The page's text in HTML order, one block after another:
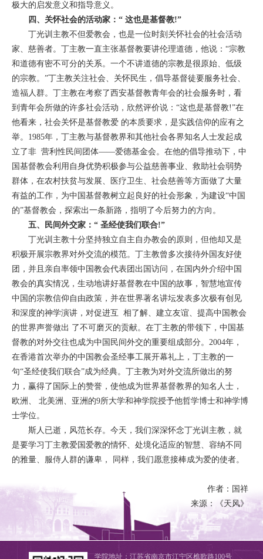
极大的启发意义和指导意义。
四、关怀社会的活动家：“ 这也是基督教!”
丁光训主教不但爱教会，也是一位时刻关怀社会的社会活动
家、慈善者。丁主教一直主张基督教要讲伦理道德，他说：“宗教
和道德有密不可分的关系。一个不讲道德的宗教是很原始、低级
的宗教。”丁主教关注社会、关怀民生，倡导基督徒要服务社会、
造福人群。丁主教在考察了西安基督教青年会的社会服务时，看
到青年会所做的许多社会活动，欣然评价说：“这也是基督教!”在
他看来，社会关怀是基督教爱 的本质要求，是实践信仰的应有之
举。1985年，丁主教与基督教界和其他社会各界知名人士发起成
立了非 营利性民间团体——爱德基金会。在他的倡导推动下，中
国基督教会利用自身优势积极参与公益慈善事业、救助社会弱势
群体，在农村扶贫与发展、医疗卫生、社会慈善等方面做了大量
有益的工作，为中国基督教树立起良好的社会形象，为建设“中国
的”基督教会，探索出一条新路，指明了今后努力的方向。
五、民间外交家：“ 圣经使我们联合!”
丁光训主教十分坚持独立自主自办教会的原则，但他却又是
积极开展宗教界对外交流的模范。丁主教曾多次接待外国友好使
团，并且亲自率领中国教会代表团出国访问，在国内外介绍中国
教会的真实情况，生动地讲好基督教在中国的故事，智慧地宣传
中国的宗教信仰自由政策，并在世界著名讲坛发表多次极有创见
和深度的神学演讲，对促进互 相了解、建立友谊、提高中国教会
的世界声誉做出 了不可磨灭的贡献。在丁主教的带领下，中国基
督教的对外交往也成为中国民间外交的重要组成部分。2004年，
在香港首次举办的中国教会圣经事工展开幕礼上，丁主教的一
句“圣经使我们联合”成为经典。丁主教为对外交流所做出的努
力，赢得了国际上的赞誉，使他成为世界基督教界的知名人士，
欧洲、 北美洲、亚洲的9所大学和神学院授予他哲学博士和神学博
士学位。
斯人已逝，风范长存。今天，我们深深怀念丁光训主教，就
是要学习丁主教爱国爱教的情怀、处境化适应的智慧、容纳不同
的雅量、服侍人群的谦卑， 同样，我们愿意接棒成为爱的使者。
作者：国祥
来源：《天风》
学院地址：江苏省南京市江宁区樵歌路100号